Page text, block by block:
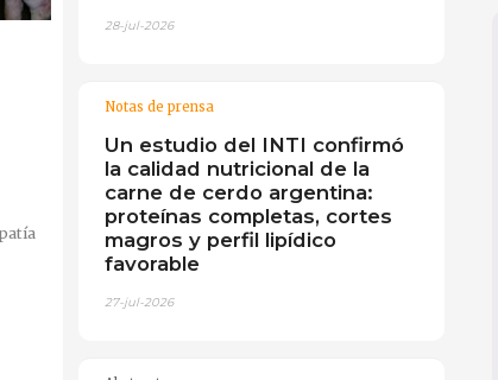
28-jul-2026
Notas de prensa
Un estudio del INTI confirmó
la calidad nutricional de la
carne de cerdo argentina:
proteínas completas, cortes
magros y perfil lipídico
favorable
27-jul-2026